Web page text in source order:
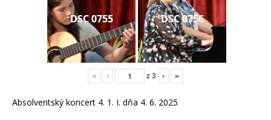
DSC 0755 DSC 0756
« ‹ z3 › »
Absolventský koncert 4. 1. I. dňa 4. 6. 2025